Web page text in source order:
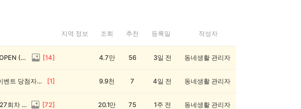
지역 정보 조회 추천 등록일 작성자
전원 1,000캐시! 🥳 우리 동네 썰전 14회차 OPEN (~8/17) [14] 4.7만 56 3일 전 동네생활 관리자
💰[당첨자 발표] 26회차 우리 동네 정보왕 이벤트 당첨자를 발표합니다! [1] 9.9천 7 4일 전 동네생활 관리자
💸 전원 2,000캐시 지급! 우리 동네 정보왕 27회차 (~8/10) [72] 20.1만 75 1주 전 동네생활 관리자